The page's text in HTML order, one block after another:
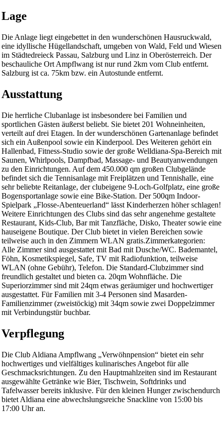
Lage
Die Anlage liegt eingebettet in den wunderschönen Hausruckwald,
eine idyllische Hügellandschaft, umgeben von Wald, Feld und Wiesen
im Städtedreieck Passau, Salzburg und Linz in Oberösterreich. Der
beschauliche Ort Ampflwang ist nur rund 2km vom Club entfernt.
Salzburg ist ca. 75km bzw. ein Autostunde entfernt.
Ausstattung
Die herrliche Clubanlage ist insbesondere bei Familien und
sportlichen Gästen äußerst beliebt. Sie bietet 201 Wohneinheiten,
verteilt auf drei Etagen. In der wunderschönen Gartenanlage befindet
sich ein Außenpool sowie ein Kinderpool. Des Weiteren gehört ein
Hallenbad, Fitness-Studio sowie der große Welldiana-Spa-Bereich mit
Saunen, Whirlpools, Dampfbad, Massage- und Beautyanwendungen
zu den Einrichtungen. Auf dem 450.000 qm großen Clubgelände
befindet sich die Tennisanlage mit Freiplätzen und Tennishalle, eine
sehr beliebte Reitanlage, der clubeigene 9-Loch-Golfplatz, eine große
Bogensportanlage sowie eine Bike-Station. Der 500qm Indoor-
Spielpark „Flosse-Abenteuerland“ lässt Kinderherzen höher schlagen!
Weitere Einrichtungen des Clubs sind das sehr angenehme gestaltete
Restaurant, Kids-Club, Bar mit Tanzfläche, Disko, Theater sowie eine
hauseigene Boutique. Der Club bietet in vielen Bereichen sowie
teilweise auch in den Zimmern WLAN gratis.Zimmerkategorien:
Alle Zimmer sind ausgestattet mit Bad mit Dusche/WC. Bademantel,
Föhn, Kosmetikspiegel, Safe, TV mit Radiofunktion, teilweise
WLAN (ohne Gebühr), Telefon. Die Standard-Clubzimmer sind
freundlich gestaltet und bieten ca. 20qm Wohnfläche. Die
Superiorzimmer sind mit 24qm etwas geräumiger und hochwertiger
ausgestattet. Für Familien mit 3-4 Personen sind Masarden-
Familienzimmer (zweistöckig) mit 34qm sowie zwei Doppelzimmer
mit Verbindungstür buchbar.
Verpflegung
Die Club Aldiana Ampflwang „Verwöhnpension“ bietet ein sehr
hochwertiges und vielfältiges kulinarisches Angebot für alle
Geschmacksrichtungen. Zu den Hauptmahlzeiten sind im Restaurant
ausgewählte Getränke wie Bier, Tischwein, Softdrinks und
Tafelwasser bereits inklusive. Für den kleinen Hunger zwischendurch
bietet Aldiana eine abwechslungsreiche Snackline von 15:00 bis
17:00 Uhr an.